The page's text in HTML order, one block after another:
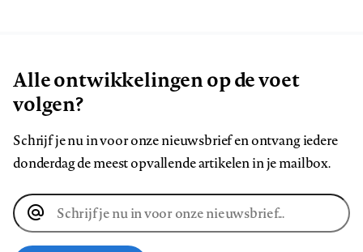
Alle ontwikkelingen op de voet
volgen?
Schrijf je nu in voor onze nieuwsbrief en ontvang iedere
donderdag de meest opvallende artikelen in je mailbox.
E-
mailadres